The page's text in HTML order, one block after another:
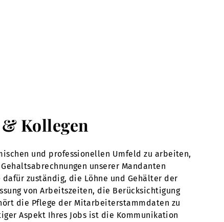
Kollegen
und professionellen Umfeld zu arbeiten,
unserer Mandanten
zuständig, die Löhne und Gehälter der
von Arbeitszeiten, die Berücksichtigung
die Pflege der Mitarbeiterstammdaten zu
Aspekt Ihres Jobs ist die Kommunikation